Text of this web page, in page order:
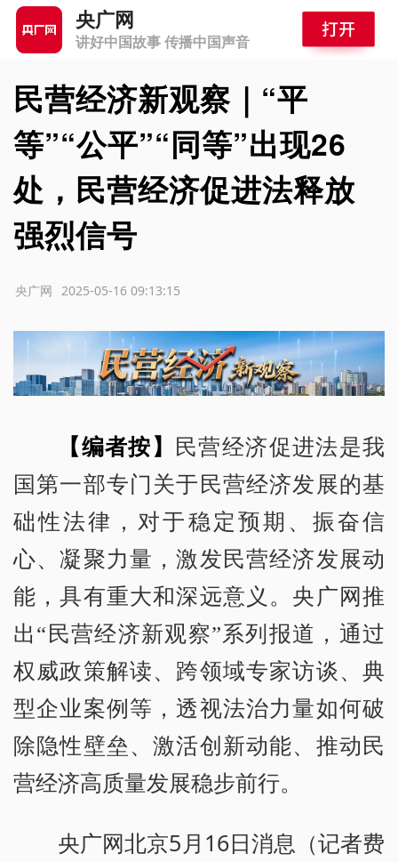
央广网
讲好中国故事 传播中国声音
民营经济新观察｜“平
等”“公平”“同等”出现26
处，民营经济促进法释放
强烈信号
2025-05-16 09:13:15
央广网
【编者按】
民营经济促进法是我
国第一部专门关于民营经济发展的基
础性法律，对于稳定预期、振奋信
心、凝聚力量，激发民营经济发展动
能，具有重大和深远意义。央广网推
出“民营经济新观察”系列报道，通过
权威政策解读、跨领域专家访谈、典
型企业案例等，透视法治力量如何破
除隐性壁垒、激活创新动能、推动民
营经济高质量发展稳步前行。
央广网北京5月16日消息（记者费